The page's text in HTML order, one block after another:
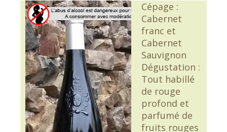
Cépage :
Cabernet
franc et
Cabernet
Sauvignon
Dégustation :
Tout habillé
de rouge
profond et
parfumé de
fruits rouges